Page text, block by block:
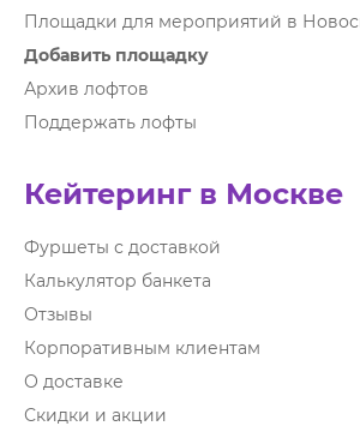
Площадки для мероприятий в
Добавить площадку
Архив лофтов
Поддержать лофты
Кейтеринг в Москве
Фуршеты с доставкой
Калькулятор банкета
Отзывы
Корпоративным клиентам
О доставке
Скидки и акции